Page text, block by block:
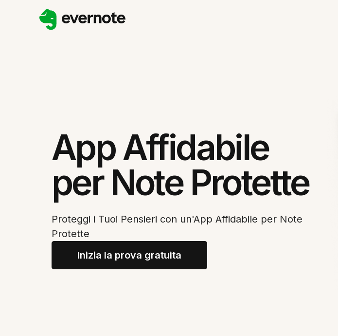
App Affidabile
per Note Protette
Proteggi i Tuoi Pensieri con un'App Affidabile per Note
Protette
Inizia la prova gratuita